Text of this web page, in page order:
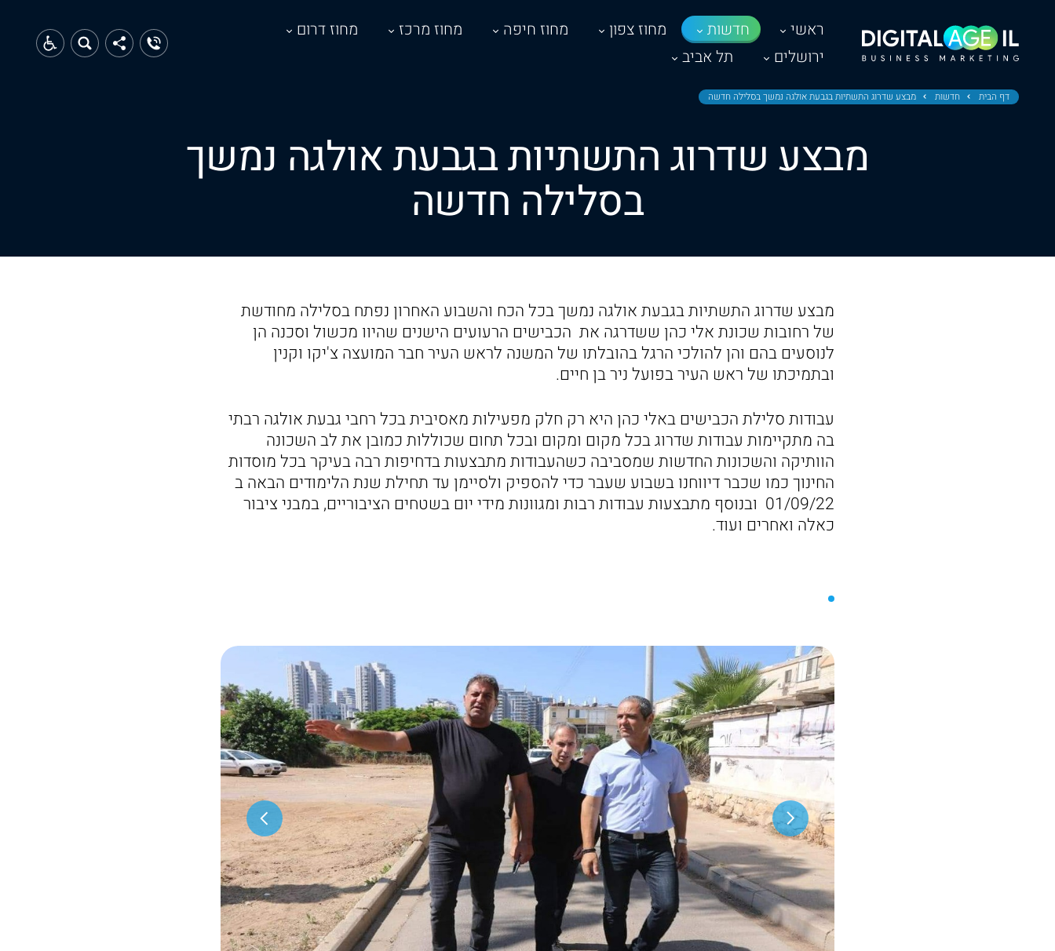
ראשי חדשות מחוז צפון מחוז חיפה מחוז מרכז
מחוז דרום
ירושלים
תל אביב
דף הבית חדשות מבצע שדרוג התשתיות בגבעת אולגה נמשך בסלילה חדשה
מבצע שדרוג התשתיות בגבעת אולגה נמשך
בסלילה חדשה
מבצע שדרוג התשתיות בגבעת אולגה נמשך בכל הכח והשבוע האחרון נפתח בסלילה מחודשת
של רחובות שכונת אלי כהן ששדרגה את הכבישים הרעועים הישנים שהיוו מכשול וסכנה הן
לנוסעים בהם והן להולכי הרגל בהובלתו של המשנה לראש העיר חבר המועצה צ'יקו וקנין
ובתמיכתו של ראש העיר בפועל ניר בן חיים.
עבודות סלילת הכבישים באלי כהן היא רק חלק מפעילות מאסיבית בכל רחבי גבעת אולגה רבתי
בה מתקיימות עבודות שדרוג בכל מקום ומקום ובכל תחום שכוללות כמובן את לב השכונה
הוותיקה והשכונות החדשות שמסביבה כשהעבודות מתבצעות בדחיפות רבה בעיקר בכל מוסדות
החינוך כמו שכבר דיווחנו בשבוע שעבר כדי להספיק ולסיימן עד תחילת שנת הלימודים הבאה ב
01/09/22 ובנוסף מתבצעות עבודות רבות ומגוונות מידי יום בשטחים הציבוריים, במבני ציבור
כאלה ואחרים ועוד.